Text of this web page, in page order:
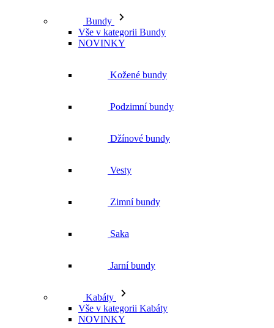
Bundy
Vše v kategorii Bundy
NOVINKY
Kožené bundy
Podzimní bundy
Džínové bundy
Vesty
Zimní bundy
Saka
Jarní bundy
Kabáty
Vše v kategorii Kabáty
NOVINKY